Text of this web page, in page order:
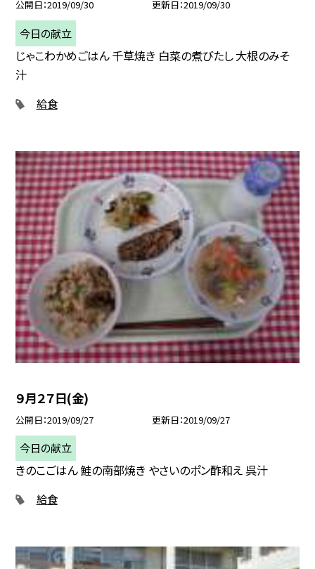
公開日 2019/09/30 更新日 2019/09/30
今日の献立
じゃこわかめごはん 千草焼き 白菜の煮びたし 大根のみそ
汁
給食
９月２７日(金)
公開日 2019/09/27 更新日 2019/09/27
今日の献立
きのこごはん 鮭の南部焼き やさいのポン酢和え 呉汁
給食